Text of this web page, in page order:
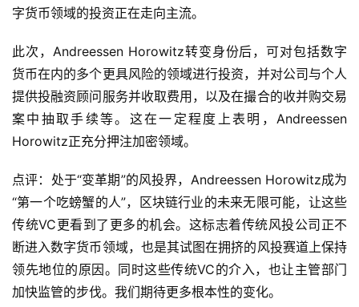
字货币领域的投资正在走向主流。
此次，Andreessen Horowitz转变身份后，可对包括数字
货币在内的多个更具风险的领域进行投资，并对公司与个人
提供投融资顾问服务并收取费用，以及在撮合的收并购交易
案中抽取手续等。这在一定程度上表明，Andreessen
Horowitz正充分押注加密领域。
点评：处于“变革期”的风投界，Andreessen Horowitz成为
“第一个吃螃蟹的人”，区块链行业的未来无限可能，让这些
传统VC更看到了更多的机会。这标志着传统风投公司正不
断进入数字货币领域，也是其试图在拥挤的风投赛道上保持
领先地位的原因。同时这些传统VC的介入，也让主管部门
加快监管的步伐。我们期待更多根本性的变化。